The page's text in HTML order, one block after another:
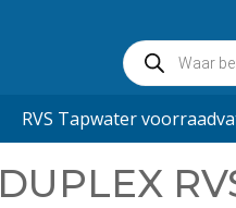
Producten
zoeken
RVS Tapwater
DUPLEX